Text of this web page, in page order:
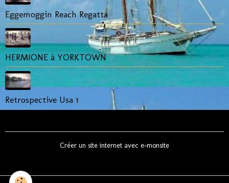
Eggemoggin Reach Regatta
HERMIONE à YORKTOWN
Retrospective Usa 1
Créer un site internet avec e-monsite